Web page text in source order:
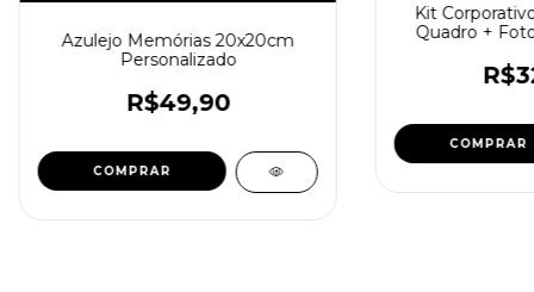
Azulejo Memórias 20x20cm
Personalizado
R$49,90
Kit
Quadro +